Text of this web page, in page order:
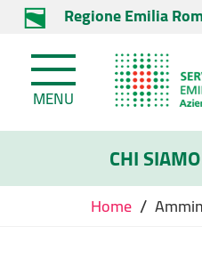
Regione Emilia
MENU
CHI SIAMO
Home /